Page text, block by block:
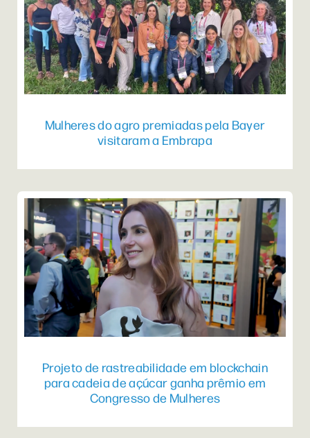
Mulheres do agro premiadas pela Bayer
visitaram a Embrapa
Projeto de rastreabilidade em blockchain
para cadeia de açúcar ganha prêmio em
Congresso de Mulheres